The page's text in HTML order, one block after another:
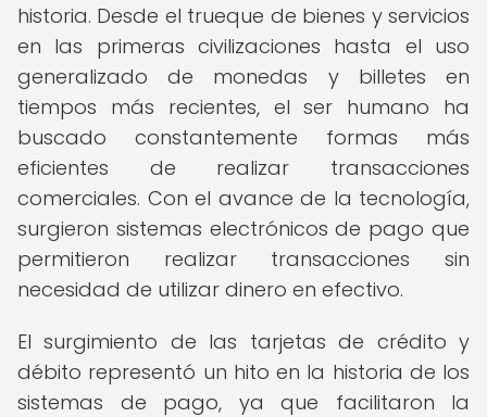
historia. Desde el trueque de bienes y servicios
en las primeras civilizaciones hasta el uso
generalizado de monedas y billetes en
tiempos más recientes, el ser humano ha
buscado constantemente formas más
eficientes de realizar transacciones
comerciales. Con el avance de la tecnología,
surgieron sistemas electrónicos de pago que
permitieron realizar transacciones sin
necesidad de utilizar dinero en efectivo.
El surgimiento de las tarjetas de crédito y
débito representó un hito en la historia de los
sistemas de pago, ya que facilitaron la